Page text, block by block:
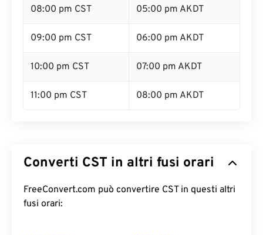
08:00 pm CST 05:00 pm AKDT
09:00 pm CST 06:00 pm AKDT
10:00 pm CST 07:00 pm AKDT
11:00 pm CST 08:00 pm AKDT
Converti CST in altri fusi orari
FreeConvert.com può convertire CST in questi altri
fusi orari: